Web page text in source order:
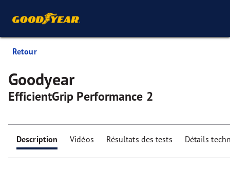
Retour
Goodyear
EfficientGrip Performance 2
Description Vidéos Résultats des tests Détails